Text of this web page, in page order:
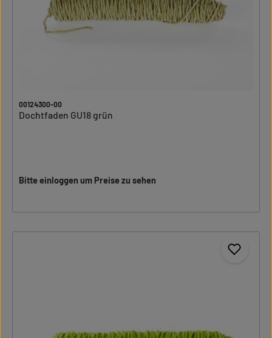
00124300-00
Dochtfaden GU18 grün
Bitte einloggen um Preise zu sehen